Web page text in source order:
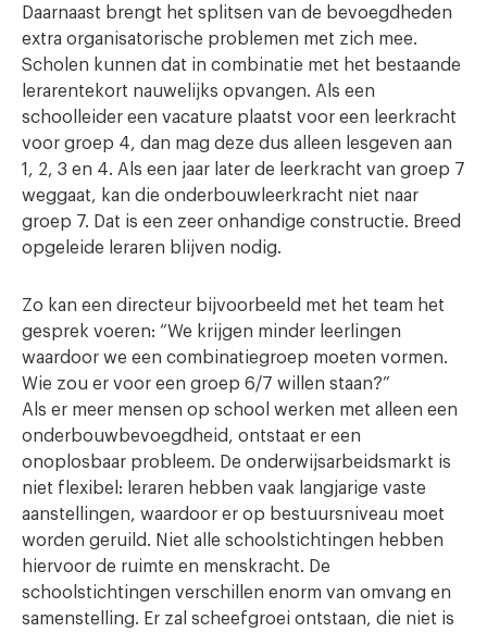
Daarnaast brengt het splitsen van de bevoegdheden
extra organisatorische problemen met zich mee.
Scholen kunnen dat in combinatie met het bestaande
lerarentekort nauwelijks opvangen. Als een
schoolleider een vacature plaatst voor een leerkracht
voor groep 4, dan mag deze dus alleen lesgeven aan
1, 2, 3 en 4. Als een jaar later de leerkracht van groep 7
weggaat, kan die onderbouwleerkracht niet naar
groep 7. Dat is een zeer onhandige constructie. Breed
opgeleide leraren blijven nodig.
Zo kan een directeur bijvoorbeeld met het team het
gesprek voeren: “We krijgen minder leerlingen
waardoor we een combinatiegroep moeten vormen.
Wie zou er voor een groep 6/7 willen staan?”
Als er meer mensen op school werken met alleen een
onderbouwbevoegdheid, ontstaat er een
onoplosbaar probleem. De onderwijsarbeidsmarkt is
niet flexibel: leraren hebben vaak langjarige vaste
aanstellingen, waardoor er op bestuursniveau moet
worden geruild. Niet alle schoolstichtingen hebben
hiervoor de ruimte en menskracht. De
schoolstichtingen verschillen enorm van omvang en
samenstelling. Er zal scheefgroei ontstaan, die niet is